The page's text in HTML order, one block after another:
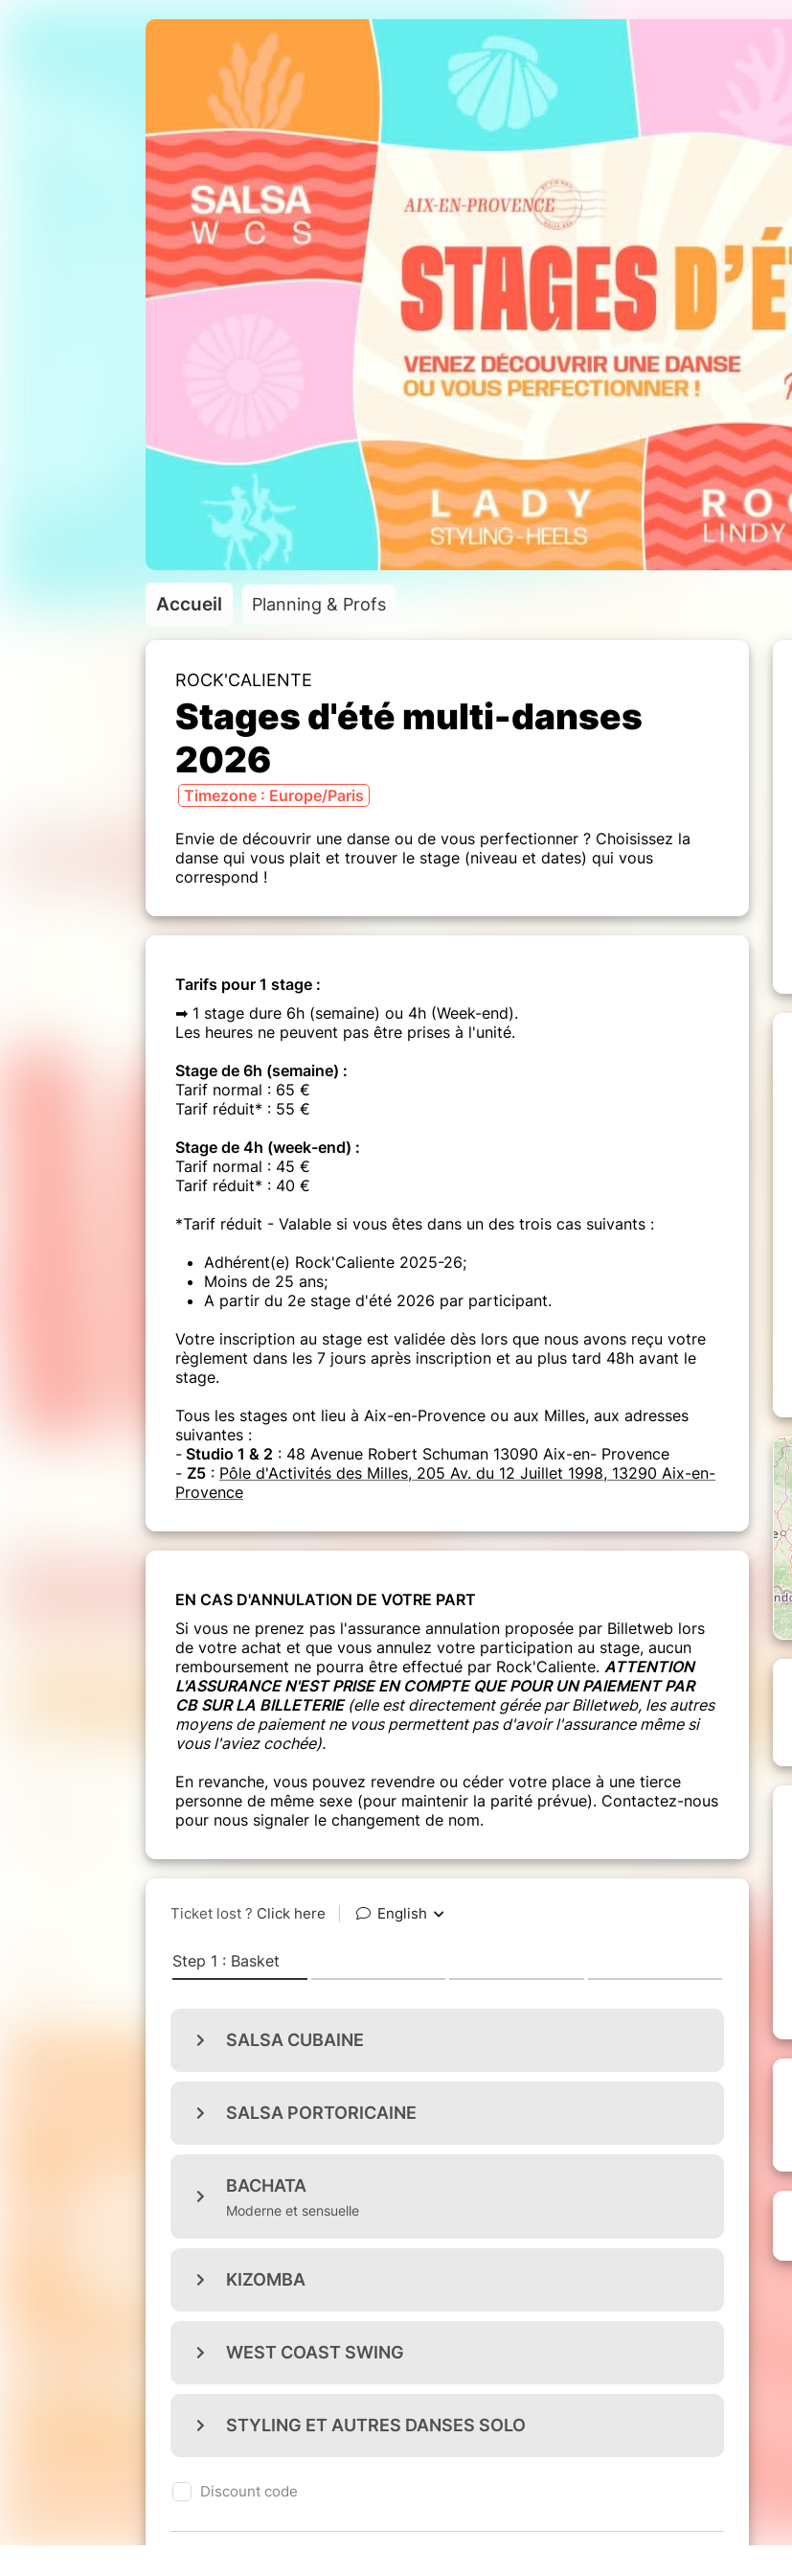
Accueil Planning & Profs
ROCK'CALIENTE
Stages d'été multi-danses
2026
Timezone : Europe/Paris
Envie de découvrir une danse ou de vous perfectionner ? Choisissez la
danse qui vous plait et trouver le stage (niveau et dates) qui vous
correspond !
Tarifs pour 1 stage :
➡ 1 stage dure 6h (semaine) ou 4h (Week-end).
Les heures ne peuvent pas être prises à l'unité.
Stage de 6h (semaine) :
Tarif normal : 65 €
Tarif réduit* : 55 €
Stage de 4h (week-end) :
Tarif normal : 45 €
Tarif réduit* : 40 €
*Tarif réduit - Valable si vous êtes dans un des trois cas suivants :
Adhérent(e) Rock'Caliente 2025-26;
Moins de 25 ans;
A partir du 2e stage d'été 2026 par participant.
Votre inscription au stage est validée dès lors que nous avons reçu votre
règlement dans les 7 jours après inscription et au plus tard 48h avant le
stage.
Tous les stages ont lieu à Aix-en-Provence ou aux Milles, aux adresses
suivantes :
- Studio 1 & 2 : 48 Avenue Robert Schuman 13090 Aix-en- Provence
- Z5 : Pôle d'Activités des Milles, 205 Av. du 12 Juillet 1998, 13290 Aix-en-
Provence
EN CAS D'ANNULATION DE VOTRE PART
Si vous ne prenez pas l'assurance annulation proposée par Billetweb lors
de votre achat et que vous annulez votre participation au stage, aucun
remboursement ne pourra être effectué par Rock'Caliente. ATTENTION
L'ASSURANCE N'EST PRISE EN COMPTE QUE POUR UN PAIEMENT PAR
CB SUR LA BILLETERIE(elle est directement gérée par Billetweb, les autres
moyens de paiement ne vous permettent pas d'avoir l'assurance même si
vous l'aviez cochée).
En revanche, vous pouvez revendre ou céder votre place à une tierce
personne de même sexe (pour maintenir la parité prévue). Contactez-nous
pour nous signaler le changement de nom.